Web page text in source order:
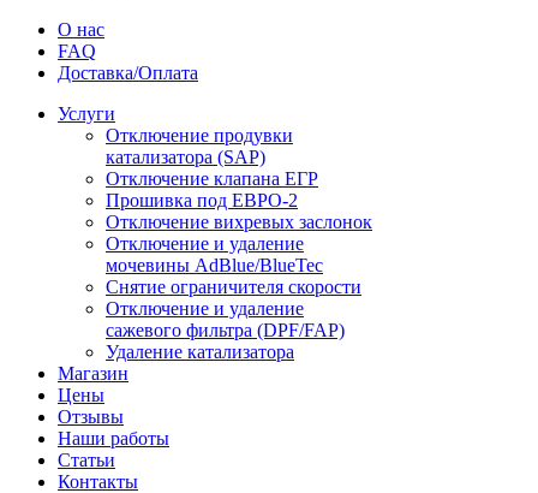
О нас
FAQ
Доставка/Оплата
Услуги
Отключение продувки
катализатора (SAP)
Отключение клапана ЕГР
Прошивка под ЕВРО-2
Отключение вихревых заслонок
Отключение и удаление
мочевины AdBlue/BlueTec
Снятие ограничителя скорости
Отключение и удаление
сажевого фильтра (DPF/FAP)
Удаление катализатора
Магазин
Цены
Отзывы
Наши работы
Статьи
Контакты